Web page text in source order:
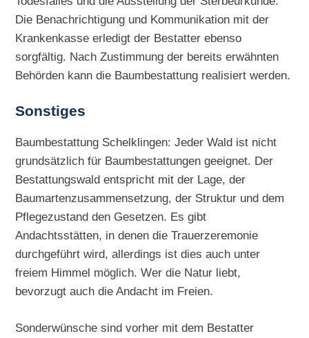
Die Benachrichtigung und Kommunikation mit der
Krankenkasse erledigt der Bestatter ebenso
sorgfältig. Nach Zustimmung der bereits erwähnten
Behörden kann die Baumbestattung realisiert werden.
Sonstiges
Baumbestattung Schelklingen: Jeder Wald ist nicht
grundsätzlich für Baumbestattungen geeignet. Der
Bestattungswald entspricht mit der Lage, der
Baumartenzusammensetzung, der Struktur und dem
Pflegezustand den Gesetzen. Es gibt
Andachtsstätten, in denen die Trauerzeremonie
durchgeführt wird, allerdings ist dies auch unter
freiem Himmel möglich. Wer die Natur liebt,
bevorzugt auch die Andacht im Freien.
Sonderwünsche sind vorher mit dem Bestatter